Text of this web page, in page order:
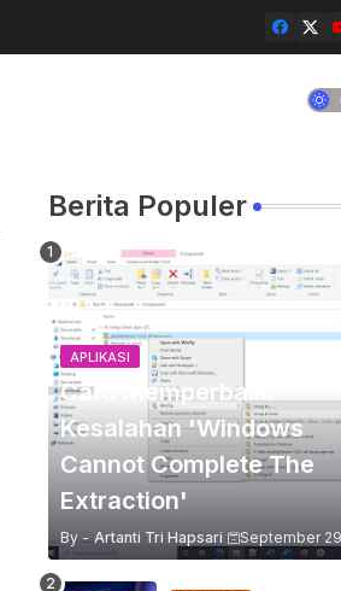
Berita Populer
APLIKASI
Cara Memperbaiki
Kesalahan 'Windows
Cannot Complete The
Extraction'
By - Artanti Tri Hapsari September